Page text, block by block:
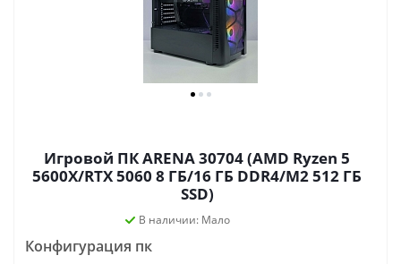
Игровой ПК ARENA 30704 (AMD Ryzen 5
5600X/RTX 5060 8 ГБ/16 ГБ DDR4/M2 512 ГБ
SSD)
В наличии: Мало
Конфигурация пк